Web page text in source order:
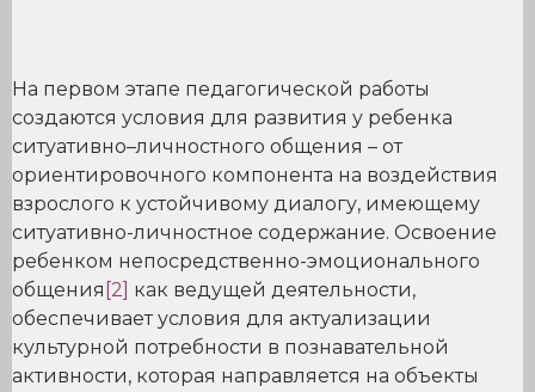
На первом этапе педагогической работы
создаются условия для развития у ребенка
ситуативно–личностного общения – от
ориентировочного компонента на воздействия
взрослого к устойчивому диалогу, имеющему
ситуативно-личностное содержание. Освоение
ребенком непосредственно-эмоционального
общения [2] как ведущей деятельности,
обеспечивает условия для актуализации
культурной потребности в познавательной
активности, которая направляется на объекты